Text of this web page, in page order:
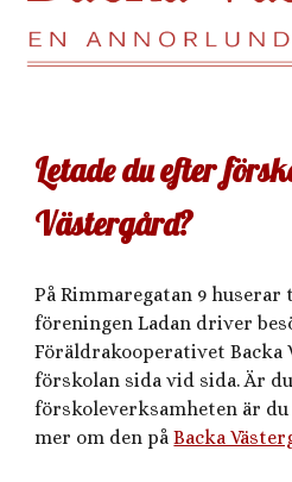
Letade du efter
Västergård?
På Rimmaregatan 9
föreningen Ladan driver
Föräldrakooperativet Backa
förskolan sida vid sida. Är
förskoleverksamheten är
mer om den påBacka